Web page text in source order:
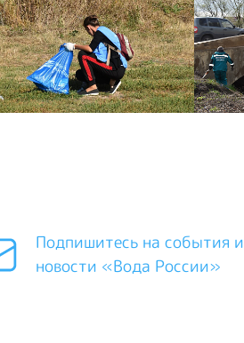
Подпишитесь на события и
новости «Вода России»